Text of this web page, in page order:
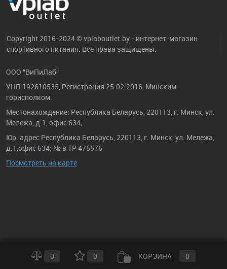
Copyright 2016-2024 © vplaboutlet.by - интернет-магазин
спортивного питания. Все права защищены.
ООО "ВиПиЛаб"
УНП 192610535, Регистрация 25.02.2016, Минским
горисполком.
Местонахождение: Республика Беларусь, 220113, г. Минск, ул.
Мележа, д.1, офис 634;
Юр. адрес Республика Беларусь, 220113, г. Минск, ул. Мележа,
д.1,офис 634; № в ТР 475576
Посмотреть на карте
0 0 КОРЗИНА 0